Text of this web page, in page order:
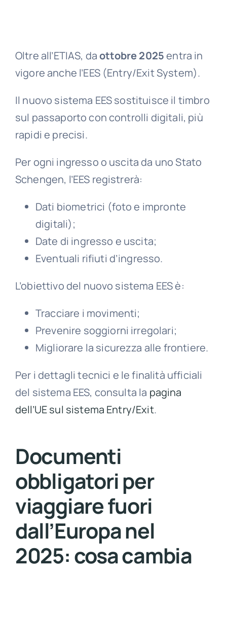
Oltre all’ETIAS, daottobre 2025entra in
vigore anche l’EES (Entry/Exit System).
Il nuovo sistema EES sostituisce il timbro
sul passaporto con controlli digitali, più
rapidi e precisi.
Per ogni ingresso o uscita da uno Stato
Schengen, l’EES registrerà:
Dati biometrici (foto e impronte
digitali);
Date di ingresso e uscita;
Eventuali rifiuti d’ingresso.
L’obiettivo del nuovo sistema EES è:
Tracciare i movimenti;
Prevenire soggiorni irregolari;
Migliorare la sicurezza alle frontiere.
Per i dettagli tecnici e le finalità ufficiali
del sistema EES, consulta la pagina
dell’UE sul sistema Entry/Exit.
Documenti
obbligatori per
viaggiare fuori
dall’Europa nel
2025: cosa cambia